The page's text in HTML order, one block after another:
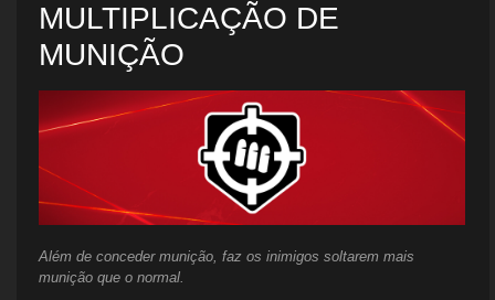
MULTIPLICAÇÃO DE
MUNIÇÃO
Além de conceder munição, faz os inimigos soltarem mais
munição que o normal.